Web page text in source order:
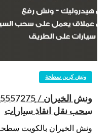
ونش كرين سطحة
سحب نقل انقاذ سيارات
ونش الخيران بالكويت